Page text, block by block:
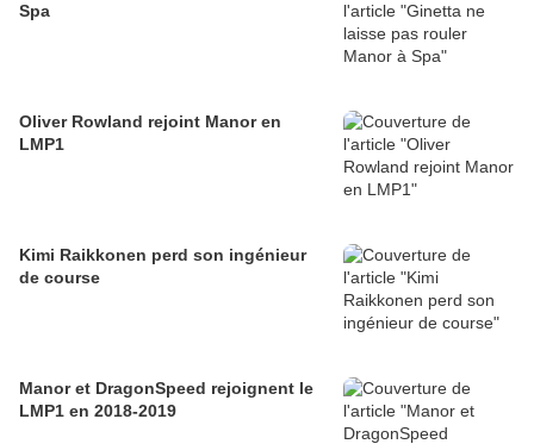
Spa
Oliver Rowland rejoint Manor en
LMP1
Kimi Raikkonen perd son ingénieur
de course
Manor et DragonSpeed rejoignent le
LMP1 en 2018-2019